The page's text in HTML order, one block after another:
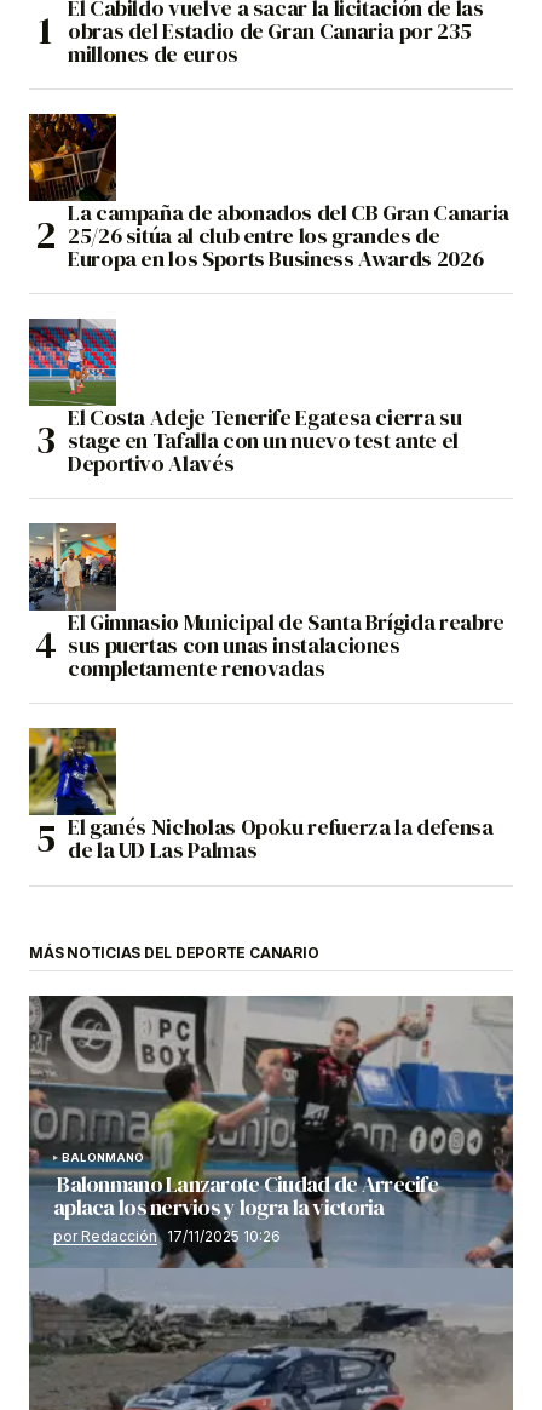
El Cabildo vuelve a sacar la licitación de las
obras del Estadio de Gran Canaria por 235
millones de euros
La campaña de abonados del CB Gran Canaria
25/26 sitúa al club entre los grandes de
Europa en los Sports Business Awards 2026
El Costa Adeje Tenerife Egatesa cierra su
stage en Tafalla con un nuevo test ante el
Deportivo Alavés
El Gimnasio Municipal de Santa Brígida reabre
sus puertas con unas instalaciones
completamente renovadas
El ganés Nicholas Opoku refuerza la defensa
de la UD Las Palmas
MÁS NOTICIAS DEL DEPORTE CANARIO
BALONMANO
Balonmano Lanzarote Ciudad de Arrecife
aplaca los nervios y logra la victoria
por Redacción 17/11/2025 10:26